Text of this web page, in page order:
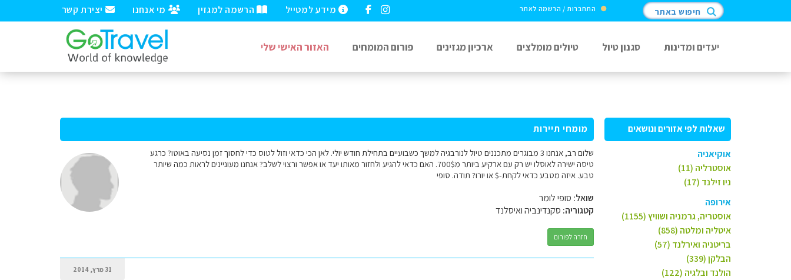
יצירת קשר מי אנחנו הרשמה למגזין מידע למטייל התחברות / הרשמה לאתר חיפוש באתר
יעדים ומדינות סגנון טיול טיולים מומלצים ארכיון מגזינים פורום המומחים האזור האישי שלי
שאלות לפי אזורים ונושאים
אוקיאניה
אוסטרליה (11)
ניו זילנד (17)
אירופה
אוסטריה, גרמניה ושוויץ (1155)
איטליה ומלטה (858)
בריטניה ואירלנד (57)
הבלקן (339)
הולנד ובלגיה (122)
מומחי תיירות
שלום רב, אנחנו 3 מבוגרים מתכננים טיול לנורבגיה למשך כשבועיים בתחילת חודש יולי. לאן הכי כדאי וזול לטוס כדי לחסוך זמן נסיעה באוטו? כרגע
טיסה ישירה לאוסלו יש רק עם ארקיע ביותר מ700$. האם כדאי להגיע ולחזור מאותו יעד או אפשר ורצוי לשלב? אנחנו מעוניינים לראות כמה שיותר
טבע. איזה מטבע כדאי לקחת-$ או יורו? תודה. סופי
שואל: סופי לומר
קטגוריה: סקנדינביה ואיסלנד
חזרה לפורום
31 מרץ, 2014